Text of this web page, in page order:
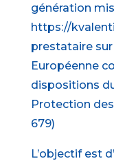
génération
https://
prestataire sur
Européenne
dispositions
Protection des
679)
L’objectif est